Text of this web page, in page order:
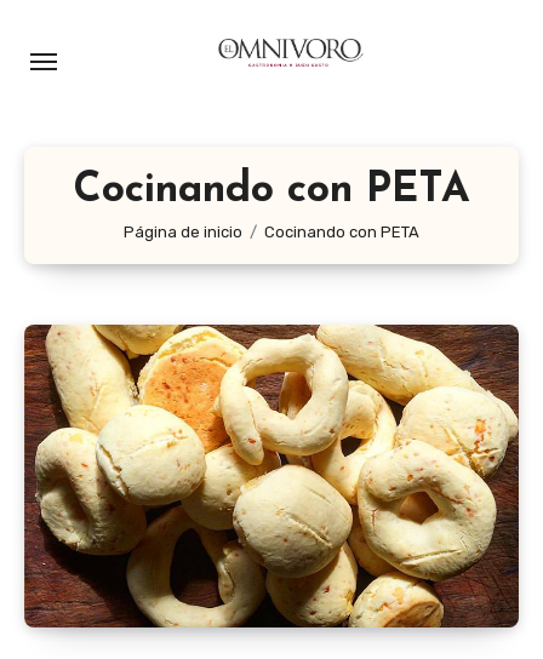
Cocinando con PETA
Página de inicio Cocinando con PETA